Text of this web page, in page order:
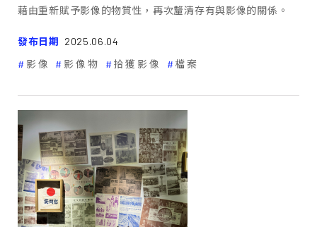
藉由重新賦予影像的物質性，再次釐清存有與影像的關係。
發布日期 2025.06.04
影像
影像物 拾獲影像 檔案